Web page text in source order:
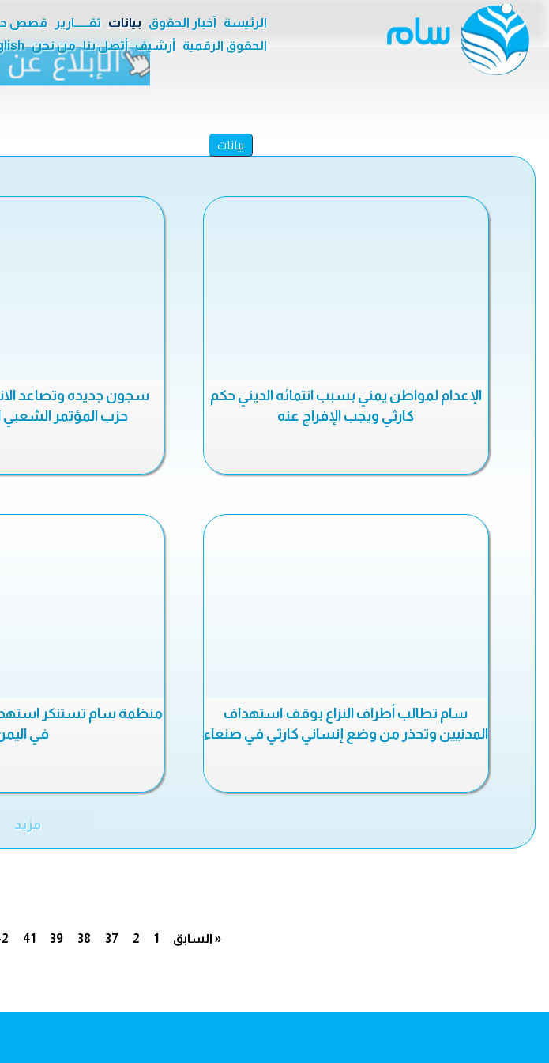
الرئيسة آخبار الحقوق بيانات تقــــــارير قصص
الحقوق الرقمية
أرشيف أتصل بنا من نحن
بيانات
الإعدام لمواطن يمني بسبب انتمائه الديني حكم
كارثي ويجب الإفراج عنه
سجون جديده وتصاعد
حزب المؤتمر الشعبي
سام تطالب أطراف النزاع بوقف استهداف
المدنيين وتحذر من وضع إنساني كارثي في صنعاء
منظمة سام تستنكر
في
مزيد
« السابق 1
2
37
38
39
41